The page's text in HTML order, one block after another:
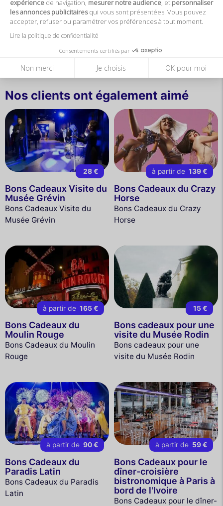
expérience de navigation, mesurer notre audience , et personnaliser
les annonces publicitairesqui vous sont présentées. Vous pouvez
accepter, refuser ou paramétrer vos préférences à tout moment.
Lire la politique de confidentialité
Consentements certifiés par
Non merci Je choisis OK pour moi
Adresse
Port de la Bourdonnais
75007 Paris
Nos clients ont également aimé
28 €
Bons Cadeaux Visite du
Musée Grévin
Bons Cadeaux Visite du
Musée Grévin
à partir de 139 €
Bons Cadeaux du Crazy
Horse
Bons Cadeaux du Crazy
Horse
à partir de 165 €
Bons Cadeaux du
Moulin Rouge
Bons Cadeaux du Moulin
Rouge
15 €
Bons cadeaux pour une
visite du Musée Rodin
Bons cadeaux pour une
visite du Musée Rodin
à partir de 90 €
Bons Cadeaux du
Paradis Latin
Bons Cadeaux du Paradis
Latin
à partir de 59 €
Bons Cadeaux pour le
dîner-croisière
bistronomique à Paris à
bord de l'Ivoire
Bons Cadeaux pour le dîner-